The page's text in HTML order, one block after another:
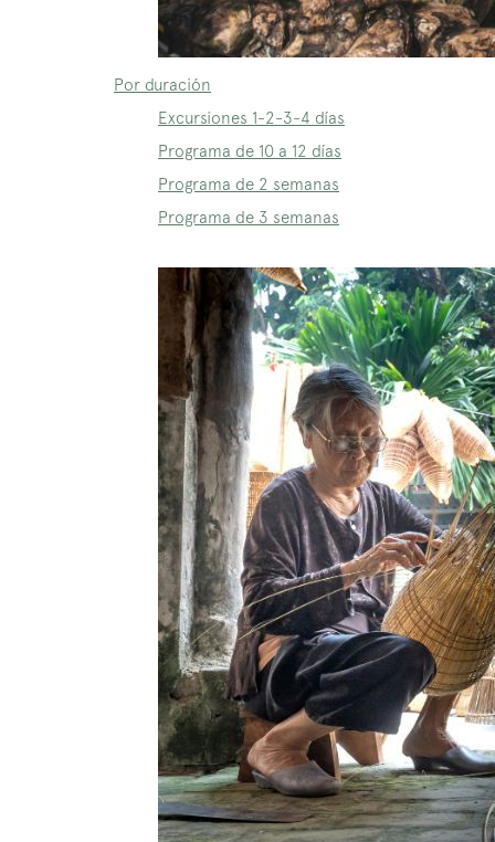
Por duración
Excursiones 1-2-3-4 días
Programa de 10 a 12 días
Programa de 2 semanas
Programa de 3 semanas